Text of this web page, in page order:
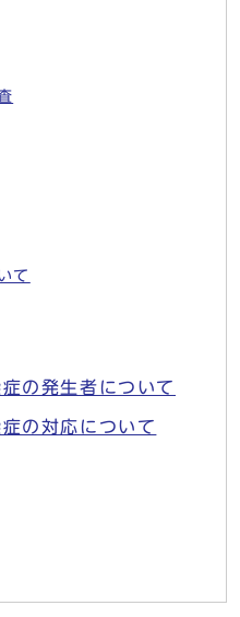
て
の発生者について
の対応について